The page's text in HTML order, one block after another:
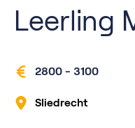
Leerling
2800 - 3100
Sliedrecht